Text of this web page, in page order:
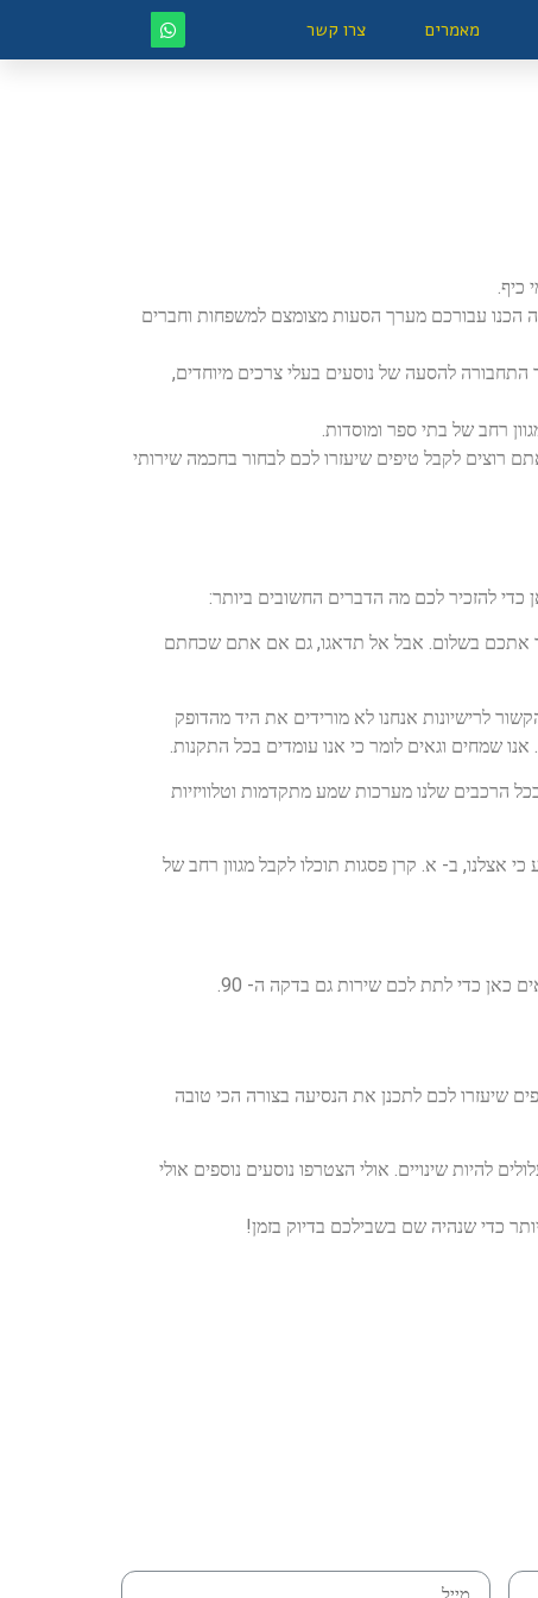
מאמרים צרו קשר
כיף.
הכנו עבורכם מערך הסעות מצומצם למשפחות וחברים
להסעה של נוסעים בעלי צרכים מיוחדים,
רחב של בתי ספר ומוסדות.
רוצים לקבל טיפים שיעזרו לכם לבחור בחכמה שירותי
להזכיר לכם מה הדברים החשובים ביותר:
אתכם בשלום. אבל אל תדאגו, גם אם אתם שכחתם
לרישיונות אנחנו לא מורידים את היד מהדופק
שמחים וגאים לומר כי אנו עומדים בכל התקנות.
הרכבים שלנו מערכות שמע מתקדמות וטלוויזיות
ב- א. קרן פסגות תוכלו לקבל מגוון רחב של
כאן כדי לתת לכם שירות גם בדקה ה- 90.
שיעזרו לכם לתכנן את הנסיעה בצורה הכי טובה
להיות שינויים. אולי הצטרפו נוסעים נוספים אולי
כדי שנהיה שם בשבילכם בדיוק בזמן!